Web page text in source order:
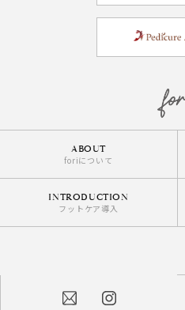
ABOUT
foriについて
INTRODUCTION
フットケア導入